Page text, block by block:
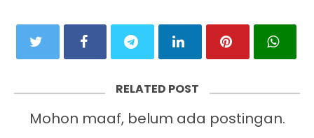
RELATED POST
Mohon maaf, belum ada postingan.